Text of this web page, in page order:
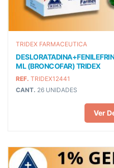
TRIDEX FARMACEUTICA
ML (BRONCOFAR) TRIDEX
REF. TRIDEX12441
CANT. 26 UNIDADES
Ver